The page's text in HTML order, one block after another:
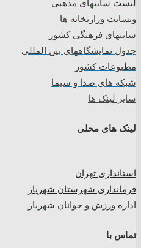
لیست سایتهای مذهبی
وبسایت وزارتخانه ها
سایتهای فرهنگی کشور
جدول نمایشگاههای بین المللی
مطبوعات کشور
شبکه های صدا و سیما
سایر لینک ها
لینک های محلی
استانداری تهران
فرمانداری شهرستان شهریار
اداره ورزش و جوانان شهریار
تماس با